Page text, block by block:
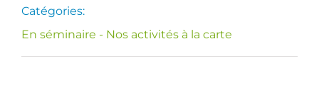
Catégories:
En séminaire - Nos activités à la carte